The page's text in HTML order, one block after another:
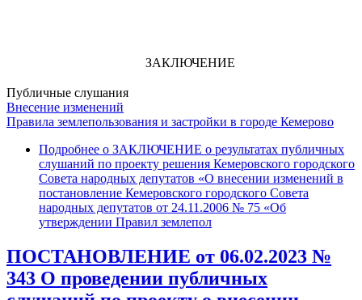
ЗАКЛЮЧЕНИЕ
Публичные слушания
Внесение изменений
Правила землепользования и застройки в городе Кемерово
Подробнее о ЗАКЛЮЧЕНИЕ о результатах публичных
слушаний по проекту решения Кемеровского городского
Совета народных депутатов «О внесении изменений в
постановление Кемеровского городского Совета
народных депутатов от 24.11.2006 № 75 «Об
утверждении Правил землепол
ПОСТАНОВЛЕНИЕ от 06.02.2023 №
343 О проведении публичных